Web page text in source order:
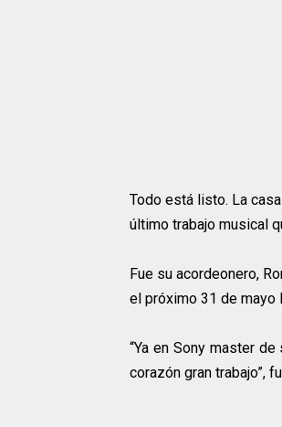
Todo está listo. La
último trabajo musical
Fue su acordeonero,
el próximo 31 de
“Ya en Sony master
corazón gran trabajo”,